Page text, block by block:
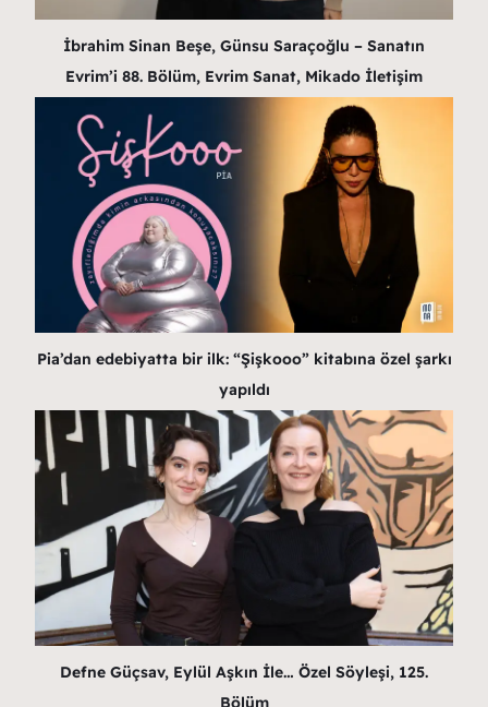
İbrahim Sinan Beşe, Günsu Saraçoğlu – Sanatın
Evrim’i 88. Bölüm, Evrim Sanat, Mikado İletişim
Pia’dan edebiyatta bir ilk: “Şişkooo” kitabına özel şarkı
yapıldı
Defne Güçsav, Eylül Aşkın İle… Özel Söyleşi, 125.
Bölüm